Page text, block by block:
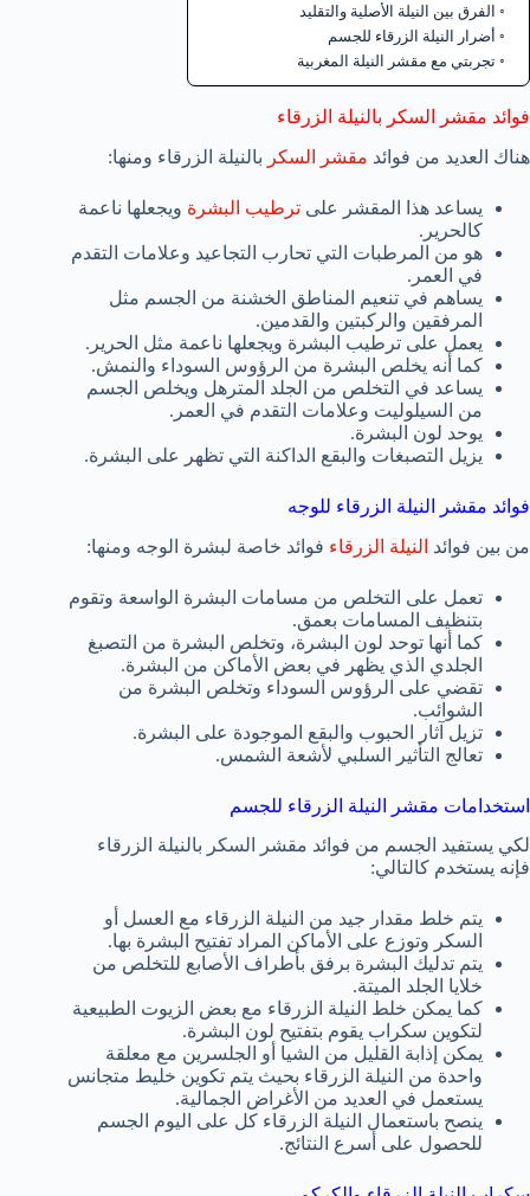
الفرق بين النيلة الأصلية والتقليد
أضرار النيلة الزرقاء للجسم
تجربتي مع مقشر النيلة المغربية
فوائد مقشر السكر بالنيلة الزرقاء
هناك العديد من فوائد مقشر السكر بالنيلة الزرقاء ومنها:
يساعد هذا المقشر على ترطيب البشرة ويجعلها ناعمة
كالحرير.
هو من المرطبات التي تحارب التجاعيد وعلامات التقدم
في العمر.
يساهم في تنعيم المناطق الخشنة من الجسم مثل
المرفقين والركبتين والقدمين.
يعمل على ترطيب البشرة ويجعلها ناعمة مثل الحرير.
كما أنه يخلص البشرة من الرؤوس السوداء والنمش.
يساعد في التخلص من الجلد المترهل ويخلص الجسم
من السيلوليت وعلامات التقدم في العمر.
يوحد لون البشرة.
يزيل التصبغات والبقع الداكنة التي تظهر على البشرة.
فوائد مقشر النيلة الزرقاء للوجه
من بين فوائد النيلة الزرقاء فوائد خاصة لبشرة الوجه ومنها:
تعمل على التخلص من مسامات البشرة الواسعة وتقوم
بتنظيف المسامات بعمق.
كما أنها توحد لون البشرة، وتخلص البشرة من التصبغ
الجلدي الذي يظهر في بعض الأماكن من البشرة.
تقضي على الرؤوس السوداء وتخلص البشرة من
الشوائب.
تزيل آثار الحبوب والبقع الموجودة على البشرة.
تعالج التأثير السلبي لأشعة الشمس.
استخدامات مقشر النيلة الزرقاء للجسم
لكي يستفيد الجسم من فوائد مقشر السكر بالنيلة الزرقاء
فإنه يستخدم كالتالي:
يتم خلط مقدار جيد من النيلة الزرقاء مع العسل أو
السكر وتوزع على الأماكن المراد تفتيح البشرة بها.
يتم تدليك البشرة برفق بأطراف الأصابع للتخلص من
خلايا الجلد الميتة.
كما يمكن خلط النيلة الزرقاء مع بعض الزيوت الطبيعية
لتكوين سكراب يقوم بتفتيح لون البشرة.
يمكن إذابة القليل من الشيا أو الجلسرين مع معلقة
واحدة من النيلة الزرقاء بحيث يتم تكوين خليط متجانس
يستعمل في العديد من الأغراض الجمالية.
ينصح باستعمال النيلة الزرقاء كل على اليوم الجسم
للحصول على أسرع النتائج.